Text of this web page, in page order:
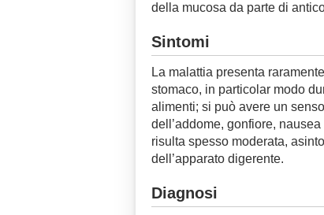
della mucosa da parte di
Sintomi
La malattia presenta
stomaco, in particolar modo
alimenti; si può avere un
dell’addome, gonfiore,
risulta spesso moderata,
dell’apparato digerente.
Diagnosi